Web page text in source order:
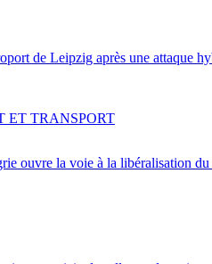
de Leipzig après une attaque
ouvre la voie à la libéralisation du
ET TRANSPORT